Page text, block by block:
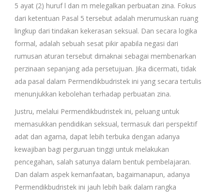
5 ayat (2) huruf l dan m melegalkan perbuatan zina. Fokus
dari ketentuan Pasal 5 tersebut adalah merumuskan ruang
lingkup dari tindakan kekerasan seksual. Dan secara logika
formal, adalah sebuah sesat pikir apabila negasi dari
rumusan aturan tersebut dimaknai sebagai membenarkan
perzinaan sepanjang ada persetujuan. Jika dicermati, tidak
ada pasal dalam Permendikbudristek ini yang secara tertulis
menunjukkan kebolehan terhadap perbuatan zina.
Justru, melalui Permendikbudristek ini, peluang untuk
memasukkan pendidikan seksual, termasuk dari perspektif
adat dan agama, dapat lebih terbuka dengan adanya
kewajiban bagi perguruan tinggi untuk melakukan
pencegahan, salah satunya dalam bentuk pembelajaran.
Dan dalam aspek kemanfaatan, bagaimanapun, adanya
Permendikbudristek ini jauh lebih baik dalam rangka